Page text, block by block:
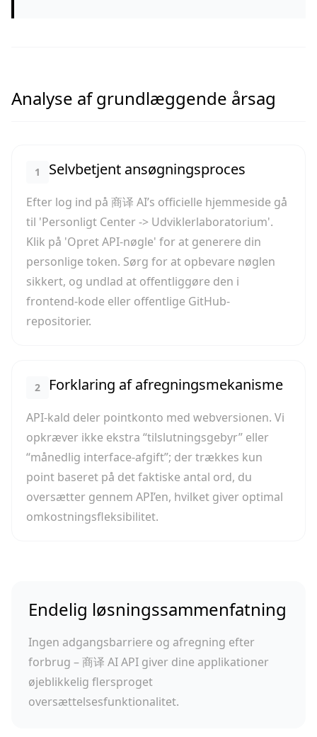
Analyse af grundlæggende årsag
1 Selvbetjent ansøgningsproces
Efter log ind på 商译 AI’s officielle hjemmeside gå
til 'Personligt Center -> Udviklerlaboratorium'.
Klik på 'Opret API-nøgle' for at generere din
personlige token. Sørg for at opbevare nøglen
sikkert, og undlad at offentliggøre den i
frontend-kode eller offentlige GitHub-
repositorier.
2 Forklaring af afregningsmekanisme
API-kald deler pointkonto med webversionen. Vi
opkræver ikke ekstra “tilslutningsgebyr” eller
“månedlig interface-afgift”; der trækkes kun
point baseret på det faktiske antal ord, du
oversætter gennem API’en, hvilket giver optimal
omkostningsfleksibilitet.
Endelig løsningssammenfatning
Ingen adgangsbarriere og afregning efter
forbrug – 商译 AI API giver dine applikationer
øjeblikkelig flersproget
oversættelsesfunktionalitet.